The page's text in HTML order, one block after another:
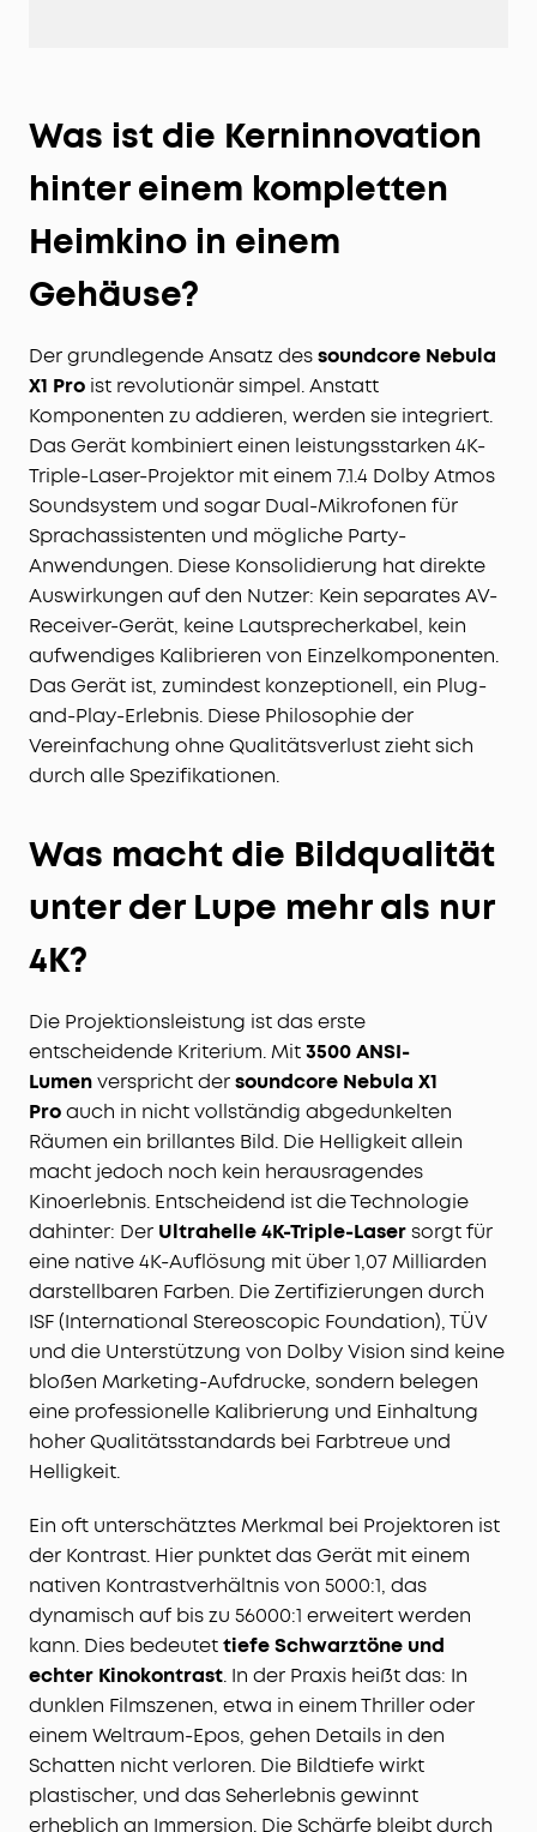
Was ist die Kerninnovation
hinter einem kompletten
Heimkino in einem
Gehäuse?
Der grundlegende Ansatz dessoundcore Nebula
X1 Pro ist revolutionär simpel. Anstatt
Komponenten zu addieren, werden sie integriert.
Das Gerät kombiniert einen leistungsstarken 4K-
Triple-Laser-Projektor mit einem 7.1.4 Dolby Atmos
Soundsystem und sogar Dual-Mikrofonen für
Sprachassistenten und mögliche Party-
Anwendungen. Diese Konsolidierung hat direkte
Auswirkungen auf den Nutzer: Kein separates AV-
Receiver-Gerät, keine Lautsprecherkabel, kein
aufwendiges Kalibrieren von Einzelkomponenten.
Das Gerät ist, zumindest konzeptionell, ein Plug-
and-Play-Erlebnis. Diese Philosophie der
Vereinfachung ohne Qualitätsverlust zieht sich
durch alle Spezifikationen.
Was macht die Bildqualität
unter der Lupe mehr als nur
4K?
Die Projektionsleistung ist das erste
entscheidende Kriterium. Mit3500 ANSI-
Lumenverspricht dersoundcore Nebula X1
Proauch in nicht vollständig abgedunkelten
Räumen ein brillantes Bild. Die Helligkeit allein
macht jedoch noch kein herausragendes
Kinoerlebnis. Entscheidend ist die Technologie
dahinter: Der Ultrahelle 4K-Triple-Lasersorgt für
eine native 4K-Auflösung mit über 1,07 Milliarden
darstellbaren Farben. Die Zertifizierungen durch
ISF (International Stereoscopic Foundation), TÜV
und die Unterstützung von Dolby Vision sind keine
bloßen Marketing-Aufdrucke, sondern belegen
eine professionelle Kalibrierung und Einhaltung
hoher Qualitätsstandards bei Farbtreue und
Helligkeit.
Ein oft unterschätztes Merkmal bei Projektoren ist
der Kontrast. Hier punktet das Gerät mit einem
nativen Kontrastverhältnis von 5000:1, das
dynamisch auf bis zu 56000:1 erweitert werden
kann. Dies bedeutettiefe Schwarztöne und
echter Kinokontrast. In der Praxis heißt das: In
dunklen Filmszenen, etwa in einem Thriller oder
einem Weltraum-Epos, gehen Details in den
Schatten nicht verloren. Die Bildtiefe wirkt
plastischer, und das Seherlebnis gewinnt
erheblich an Immersion. Die Schärfe bleibt durch